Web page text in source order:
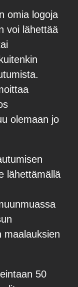
omia logoja
voi lähettää
olemaan jo
lähettämällä
maalauksien
50